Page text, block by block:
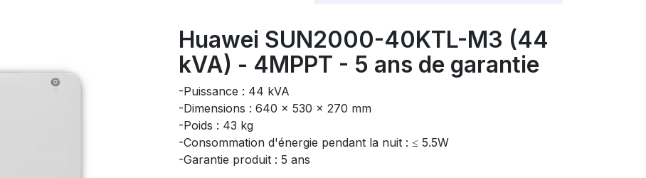
Huawei SUN2000-40KTL-M3 (44
kVA) - 4MPPT - 5 ans de garantie
-Puissance : 44 kVA
-Dimensions : 640 x 530 x 270 mm
-Poids : 43 kg
-Consommation d'énergie pendant la nuit : ≤ 5.5W
-Garantie produit : 5 ans